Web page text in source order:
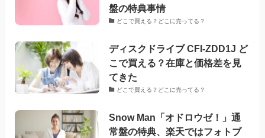
盤の特典事情
どこで買える？どこに売ってる？
ディスクドライブ CFI-ZDD1J ど
こで買える？在庫と価格差を見
てきた
どこで買える？どこに売ってる？
Snow Man「オドロウゼ！」通
常盤の特典、楽天ではフォトブ